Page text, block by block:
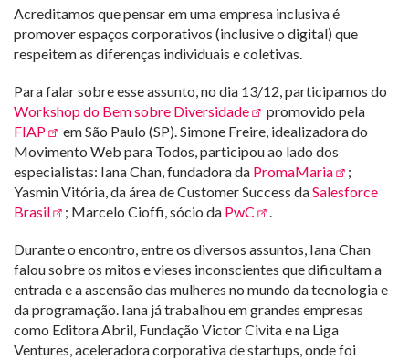
Acreditamos que pensar em uma empresa inclusiva é
promover espaços corporativos (inclusive o digital) que
respeitem as diferenças individuais e coletivas.⁣
Para falar sobre esse assunto, no dia 13/12, participamos do
Workshop do Bem sobre Diversidade
promovido pela
FIAP
em São Paulo (SP). Simone Freire, idealizadora do
Movimento Web para Todos, participou ao lado dos
especialistas: Iana Chan, fundadora da PromaMaria
;
Yasmin Vitória, da área de Customer Success daSalesforce
Brasil
; Marcelo Cioffi, sócio da PwC .
Durante o encontro, entre os diversos assuntos, Iana Chan
falou sobre os mitos e vieses inconscientes que dificultam a
entrada e a ascensão das mulheres no mundo da tecnologia e
da programação. Iana já trabalhou em grandes empresas
como Editora Abril, Fundação Victor Civita e na Liga
Ventures, aceleradora corporativa de startups, onde foi